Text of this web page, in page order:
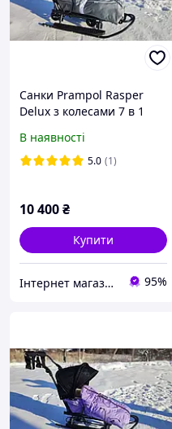
Санки Prampol Rasper
Delux з колесами 7 в 1
В наявності
5.0 (1)
10 400₴
Купити
Інтернет магазин "Vip-Sad" 95%